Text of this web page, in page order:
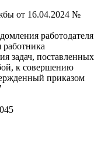
от 16.04.2024 №
работодателя
работника
задач, поставленных
к совершению
приказом